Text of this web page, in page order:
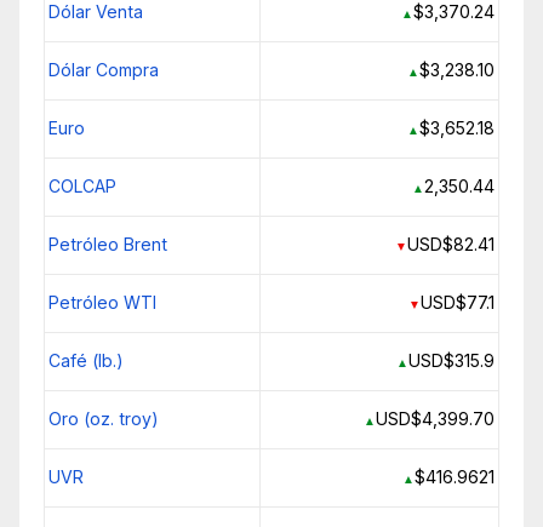
Dólar Venta ▲$3,370.24
Dólar Compra ▲$3,238.10
Euro ▲$3,652.18
COLCAP ▲2,350.44
Petróleo Brent ▼USD$82.41
Petróleo WTI ▼USD$77.1
Café (lb.) ▲USD$315.9
Oro (oz. troy) ▲USD$4,399.70
UVR ▲$416.9621